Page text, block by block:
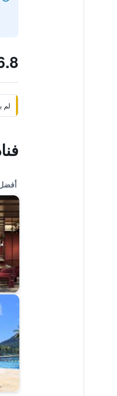
لم